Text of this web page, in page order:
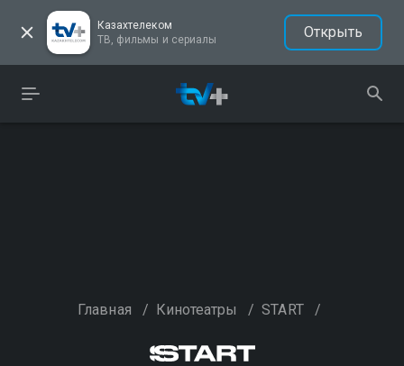
Казахтелеком
ТВ, фильмы и сериалы
Открыть
Главная / Кинотеатры / START /